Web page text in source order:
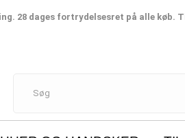
28 dages fortrydelsesret på alle køb.